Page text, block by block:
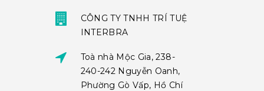
CÔNG TY TNHH TRÍ TUỆ
INTERBRA
Toà nhà Mộc Gia, 238-
240-242 Nguyễn Oanh,
Phường Gò Vấp, Hồ Chí